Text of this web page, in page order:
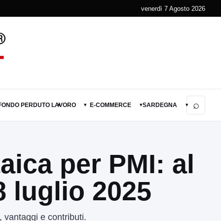
venerdì 7 Agosto 2026
PERDUTO ▾
LAVORO ▾ E-COMMERCE ▾SARDEGNA ▾ ⌕
per PMI: al
luglio 2025
vantaggi e contributi.